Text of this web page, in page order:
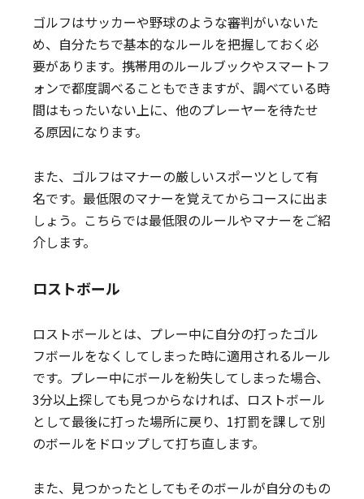
ゴルフはサッカーや野球のような審判がいないた
め、自分たちで基本的なルールを把握しておく必
要があります。携帯用のルールブックやスマートフ
ォンで都度調べることもできますが、調べている時
間はもったいない上に、他のプレーヤーを待たせ
る原因になります。
また、ゴルフはマナーの厳しいスポーツとして有
名です。最低限のマナーを覚えてからコースに出ま
しょう。こちらでは最低限のルールやマナーをご紹
介します。
ロストボール
ロストボールとは、プレー中に自分の打ったゴル
フボールをなくしてしまった時に適用されるルール
です。プレー中にボールを紛失してしまった場合、
3分以上探しても見つからなければ、ロストボール
として最後に打った場所に戻り、1打罰を課して別
のボールをドロップして打ち直します。
また、見つかったとしてもそのボールが自分のもの